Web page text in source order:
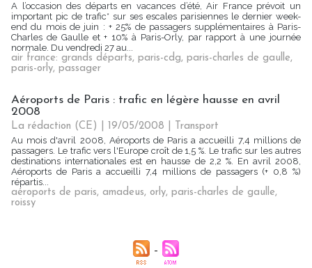
A l’occasion des départs en vacances d’été, Air France prévoit un
important pic de trafic* sur ses escales parisiennes le dernier week-
end du mois de juin : + 25% de passagers supplémentaires à Paris-
Charles de Gaulle et + 10% à Paris-Orly, par rapport à une journée
normale. Du vendredi 27 au...
air france: grands départs, paris-cdg, paris-charles de gaulle,
paris-orly, passager
Aéroports de Paris : trafic en légère hausse en avril
2008
La rédaction (CE) | 19/05/2008
Transport
Au mois d'avril 2008, Aéroports de Paris a accueilli 7,4 millions de
passagers. Le trafic vers l'Europe croît de 1,5 %. Le trafic sur les autres
destinations internationales est en hausse de 2,2 %. En avril 2008,
Aéroports de Paris a accueilli 7,4 millions de passagers (+ 0,8 %)
répartis...
aéroports de paris, amadeus, orly, paris-charles de gaulle,
roissy